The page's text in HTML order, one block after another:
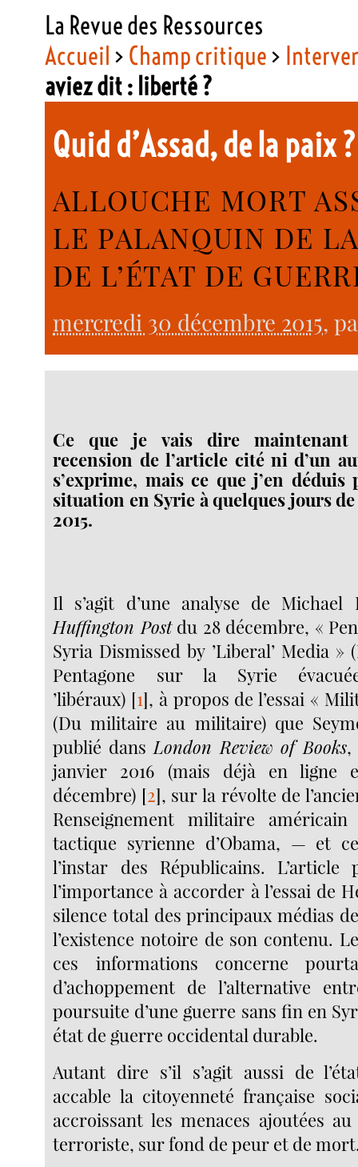
La Revue des Ressources
Accueil > Champ critique>
aviez dit : liberté ?
Quid d’Assad, de la
ALLOUCHE MORT
LE PALANQUIN DE
DE L’ÉTAT DE
mercredi 30 décembre 2015,
Ce que je vais dire maintenant
recension de l’article cité ni d’un
s’exprime, mais ce que j’en
situation en Syrie à quelques jours
2015.
Il s’agit d’une analyse de Michael
Huffington Postdu 28 décembre, «
Syria Dismissed by ’Liberal’ Media
Pentagone sur la Syrie
’libéraux) [1], à propos de l’essai «
(Du militaire au militaire) que
publié dansLondon Review of Books,
janvier 2016 (mais déjà en ligne
décembre) [2], sur la révolte de
Renseignement militaire
tactique syrienne d’Obama, — et
l’instar des Républicains.
l’importance à accorder à l’essai de
silence total des principaux médias
l’existence notoire de son contenu.
ces informations concerne
d’achoppement de l’alternative
poursuite d’une guerre sans fin en
état de guerre occidental durable.
Autant dire s’il s’agit aussi de
accable la citoyenneté française
accroissant les menaces ajoutées au
terroriste, sur fond de peur et de